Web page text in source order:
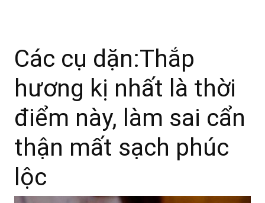
Các cụ dặn:Thắp
hương kị nhất là thời
điểm này, làm sai cẩn
thận mất sạch phúc
lộc